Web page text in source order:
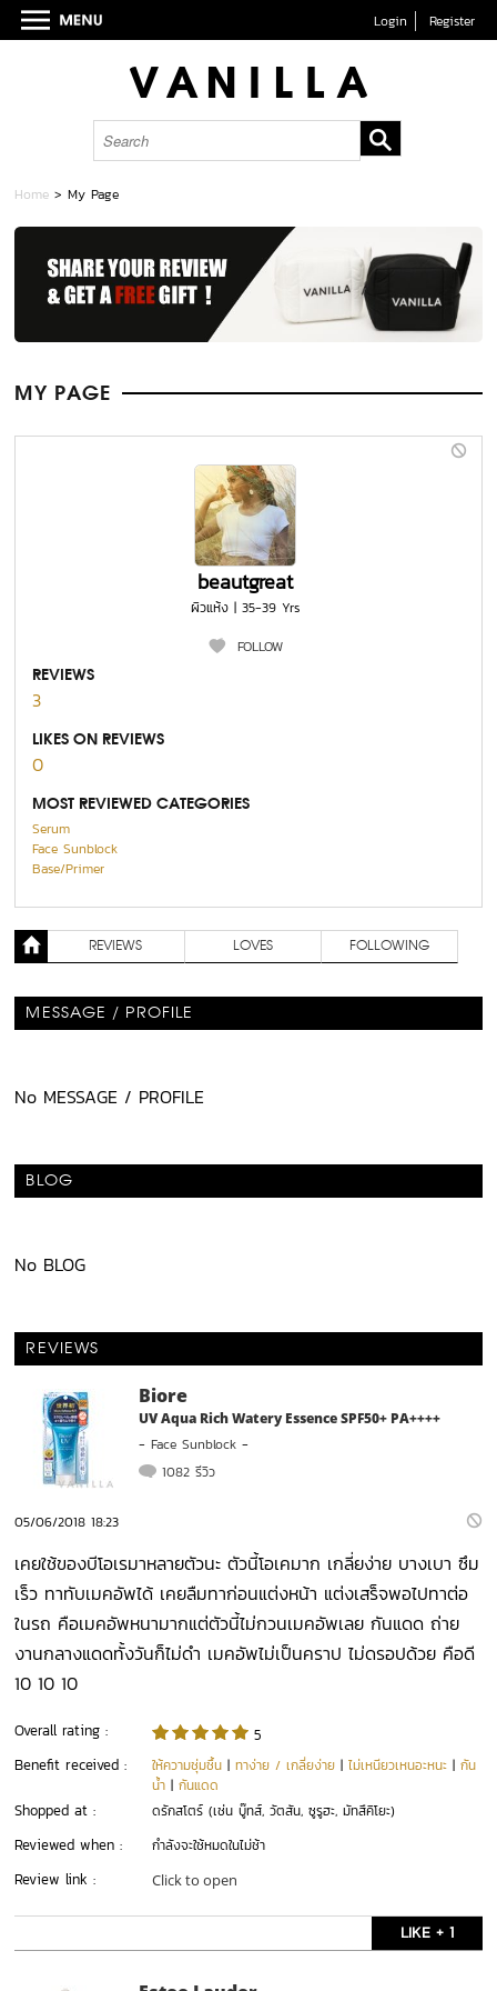
Login Register
Home > My Page
MY PAGE
beautgreat
ผิวแห้ง | 35-39 Yrs
FOLLOW
REVIEWS
3
LIKES ON REVIEWS
0
MOST REVIEWED CATEGORIES
Serum
Face Sunblock
Base/Primer
REVIEWS LOVES FOLLOWING
MESSAGE / PROFILE
No MESSAGE / PROFILE
BLOG
No BLOG
REVIEWS
Biore
UV Aqua Rich Watery Essence SPF50+ PA++++
-Face Sunblock -
1082 รีวิว
05/06/2018 18:23
เคยใช้ของบีโอเรมาหลายตัวนะ ตัวนี้โอเคมาก เกลี่ยง่าย บางเบา ซึม
เร็ว ทาทับเมคอัพได้ เคยลืมทาก่อนแต่งหน้า แต่งเสร็จพอไปทาต่อ
ในรถ คือเมคอัพหนามากแต่ตัวนี้ไม่กวนเมคอัพเลย กันแดด ถ่าย
งานกลางแดดทั้งวันก็ไม่ดำ เมคอัพไม่เป็นคราป ไม่ดรอปด้วย คือดี
10 10 10
Overall rating :
5
Benefit received :
ให้ความชุ่มชื้น |ทาง่าย / เกลี่ยง่าย |ไม่เหนียวเหนอะหนะ |กัน
น้ำ |กันแดด
Shopped at : ดรักสโตร์ (เช่น บู๊ทส์, วัตสัน, ซูรูฮะ, มัทสึคิโยะ)
Reviewed when : กำลังจะใช้หมดในไม่ช้า
Review link : Click to open
LIKE + 1